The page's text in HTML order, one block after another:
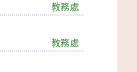
教務處
教務處